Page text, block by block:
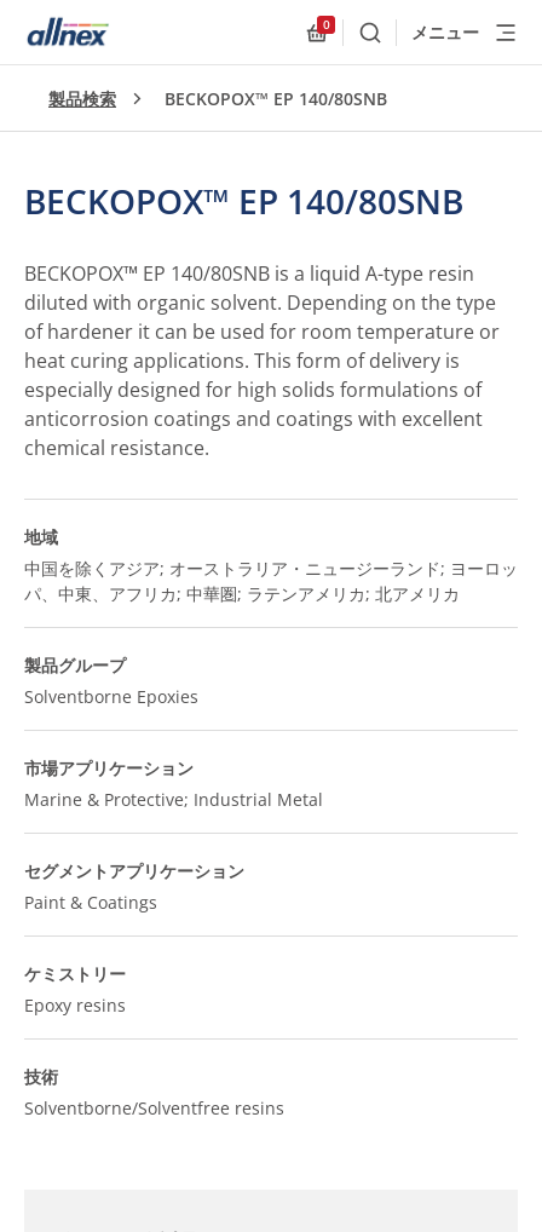
0
検索 メニュー
製品検索 BECKOPOX™ EP 140/80SNB
BECKOPOX™ EP 140/80SNB
BECKOPOX™ EP 140/80SNB is a liquid A-type resin
diluted with organic solvent. Depending on the type
of hardener it can be used for room temperature or
heat curing applications. This form of delivery is
especially designed for high solids formulations of
anticorrosion coatings and coatings with excellent
chemical resistance.
地域
中国を除くアジア; オーストラリア・ニュージーランド; ヨーロッ
パ、中東、アフリカ; 中華圏; ラテンアメリカ; 北アメリカ
製品グループ
Solventborne Epoxies
市場アプリケーション
Marine & Protective; Industrial Metal
セグメントアプリケーション
Paint & Coatings
ケミストリー
Epoxy resins
技術
Solventborne/Solventfree resins